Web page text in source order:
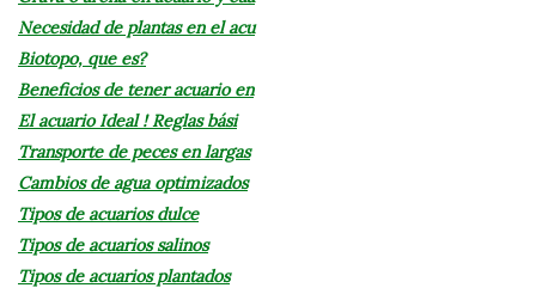
Necesidad de plantas en el acu
Biotopo, que es?
Beneficios de tener acuario en
El acuario Ideal ! Reglas bási
Transporte de peces en largas
Cambios de agua optimizados
Tipos de acuarios dulce
Tipos de acuarios salinos
Tipos de acuarios plantados